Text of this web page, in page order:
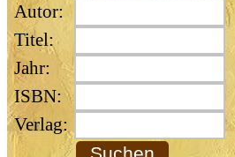
Autor:
Titel:
Jahr:
ISBN:
Verlag: